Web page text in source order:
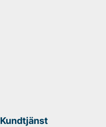
Kundtjänst